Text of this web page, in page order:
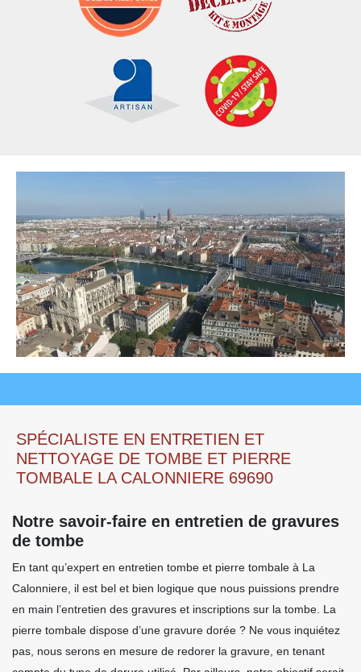
SPÉCIALISTE EN ENTRETIEN ET
NETTOYAGE DE TOMBE ET PIERRE
TOMBALE LA CALONNIERE 69690
Notre savoir-faire en entretien de gravures
de tombe
En tant qu’expert en entretien tombe et pierre tombale à La
Calonniere, il est bel et bien logique que nous puissions prendre
en main l’entretien des gravures et inscriptions sur la tombe. La
pierre tombale dispose d’une gravure dorée ? Ne vous inquiétez
pas, nous serons en mesure de redorer la gravure, en tenant